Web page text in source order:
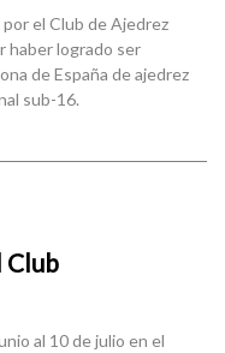
el Club de Ajedrez
haber logrado ser
de España de ajedrez
sub-16.
Club
al 10 de julio en el